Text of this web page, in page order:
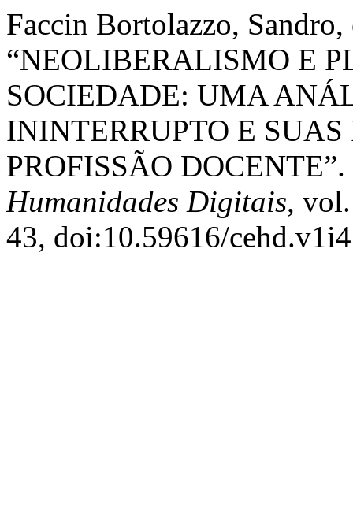
Faccin Bortolazzo,
“NEOLIBERALISMO E
SOCIEDADE: UMA
ININTERRUPTO E
PROFISSÃO DOCENTE”.
Humanidades Digitais,
43, doi:10.59616/